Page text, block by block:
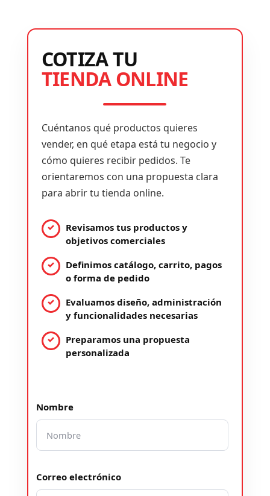
COTIZA TU
TIENDA ONLINE
Cuéntanos qué productos quieres
vender, en qué etapa está tu negocio y
cómo quieres recibir pedidos. Te
orientaremos con una propuesta clara
para abrir tu tienda online.
Revisamos tus productos y
objetivos comerciales
Definimos catálogo, carrito, pagos
o forma de pedido
Evaluamos diseño, administración
y funcionalidades necesarias
Preparamos una propuesta
personalizada
Nombre
Correo electrónico